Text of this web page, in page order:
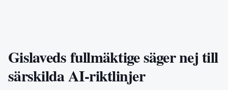
Gislaveds fullmäktige säger nej till
särskilda AI-riktlinjer